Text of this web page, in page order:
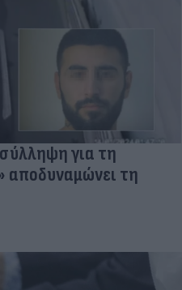
για τη
αποδυναμώνει τη